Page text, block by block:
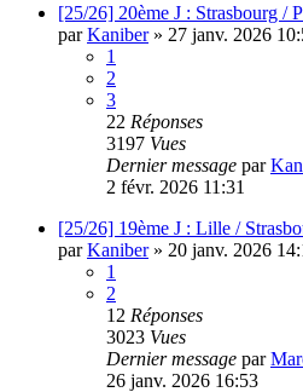
[25/26] 20ème J : Strasbourg /
parKaniber» 27 janv. 2026
1
2
3
22 Réponses
3197 Vues
Dernier message par
2 févr. 2026 11:31
[25/26] 19ème J : Lille /
parKaniber» 20 janv. 2026
1
2
12 Réponses
3023 Vues
Dernier message par
26 janv. 2026 16:53